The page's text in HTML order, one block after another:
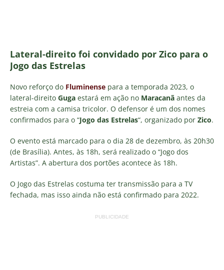
Lateral-direito foi convidado por Zico para o
Jogo das Estrelas
Novo reforço do Fluminense para a temporada 2023, o
lateral-direito Guga estará em ação no Maracanã antes da
estreia com a camisa tricolor. O defensor é um dos nomes
confirmados para o “Jogo das Estrelas“, organizado por Zico.
O evento está marcado para o dia 28 de dezembro, às 20h30
(de Brasília). Antes, às 18h, será realizado o “Jogo dos
Artistas”. A abertura dos portões acontece às 18h.
O Jogo das Estrelas costuma ter transmissão para a TV
fechada, mas isso ainda não está confirmado para 2022.
PUBLICIDADE